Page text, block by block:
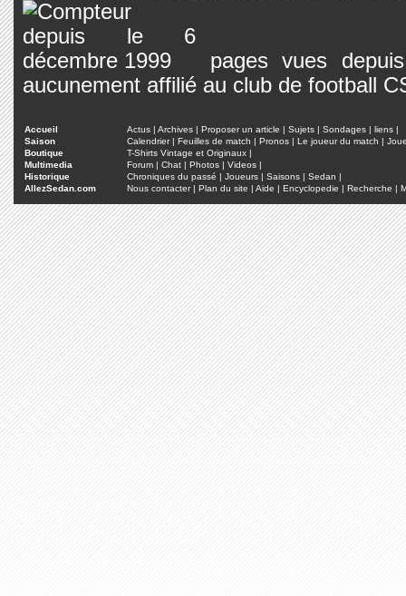
pages vues
aucunement affilié au club de football
Accueil Actus | Archives | Proposer un article | Sujets | Sondages | liens |
Saison
Calendrier| Feuilles de match | Pronos | Le joueur du match |
Boutique
T-Shirts Vintage et Originaux |
Multimedia
Forum | Chat | Photos | Videos |
Historique
Chroniques du passé | Joueurs | Saisons | Sedan |
AllezSedan.com
Nous contacter| Plan du site | Aide | Encyclopedie | Recherche |